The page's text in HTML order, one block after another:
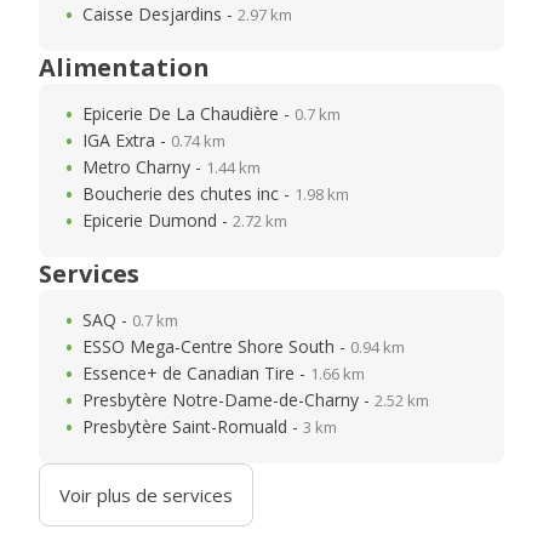
Caisse Desjardins - 2.97 km
Alimentation
Epicerie De La Chaudière - 0.7 km
IGA Extra - 0.74 km
Metro Charny - 1.44 km
Boucherie des chutes inc - 1.98 km
Epicerie Dumond - 2.72 km
Services
SAQ - 0.7 km
ESSO Mega-Centre Shore South - 0.94 km
Essence+ de Canadian Tire - 1.66 km
Presbytère Notre-Dame-de-Charny - 2.52 km
Presbytère Saint-Romuald - 3 km
Voir plus de services